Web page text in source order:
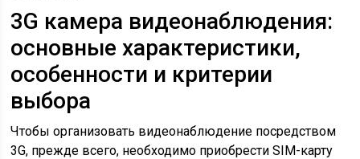
3G камера видеонаблюдения:
основные характеристики,
особенности и критерии
выбора
Чтобы организовать видеонаблюдение посредством
3G, прежде всего, необходимо приобрести SIM-карту